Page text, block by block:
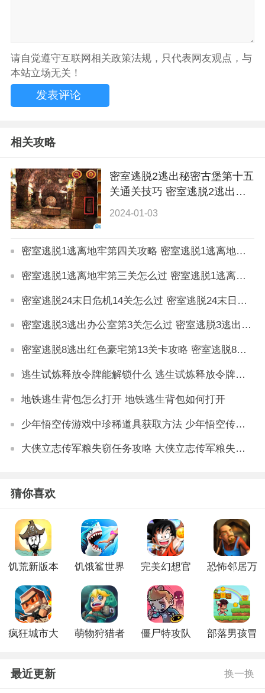
请自觉遵守互联网相关政策法规，只代表网友观点，与
本站立场无关！
相关攻略
密室逃脱2逃出秘密古堡第十五
关通关技巧 密室逃脱2逃出秘
密古堡第十五关怎么过
2024-01-03
密室逃脱1逃离地牢第四关攻略 密室逃脱1逃离地牢第四关怎么过
密室逃脱1逃离地牢第三关怎么过 密室逃脱1逃离地牢第3关攻略
密室逃脱24末日危机14关怎么过 密室逃脱24末日危机14关通关方法
密室逃脱3逃出办公室第3关怎么过 密室逃脱3逃出办公室第3关攻略
密室逃脱8逃出红色豪宅第13关卡攻略 密室逃脱8逃出红色豪宅第13关卡怎么过
逃生试炼释放令牌能解锁什么 逃生试炼释放令牌有什么用
地铁逃生背包怎么打开 地铁逃生背包如何打开
少年悟空传游戏中珍稀道具获取方法 少年悟空传游戏珍稀道具如何获取
大侠立志传军粮失窃任务攻略 大侠立志传军粮失窃任务如何做
猜你喜欢
饥荒新版本
饥饿鲨世界
完美幻想官
恐怖邻居万
疯狂城市大
萌物狩猎者
僵尸特攻队
部落男孩冒
最近更新 换一换